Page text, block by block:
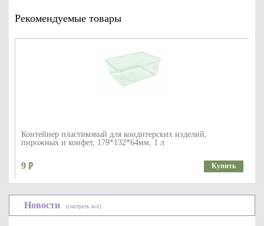
Рекомендуемые товары
Контейнер пластиковый для кондитерских изделий,
пирожных и конфет, 179*132*64мм, 1 л
9 Купить
Новости (смотреть всё)